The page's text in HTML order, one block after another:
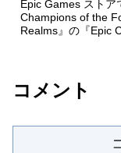
Epic Games ストア
Champions of the
Realms』の『Epic
コメント